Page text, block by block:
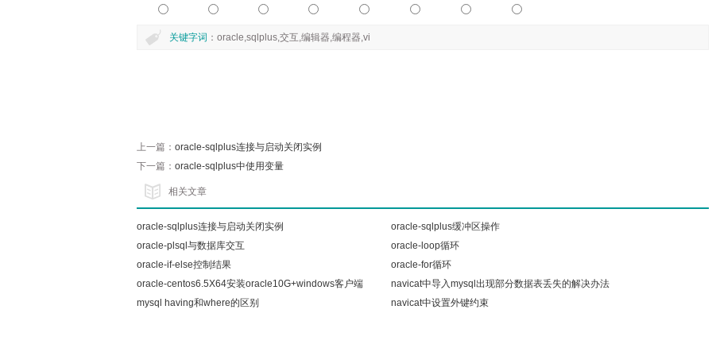
关键字词 ：oracle,sqlplus,交互,编辑器,编程器,vi
上一篇： oracle-sqlplus连接与启动关闭实例
下一篇： oracle-sqlplus中使用变量
相关文章
oracle-sqlplus连接与启动关闭实例
oracle-sqlplus缓冲区操作
oracle-plsql与数据库交互
oracle-loop循环
oracle-if-else控制结果
oracle-for循环
oracle-centos6.5X64安装oracle10G+windows客户端
连接
navicat中导入mysql出现部分数据表丢失的解决办法
mysql having和where的区别
navicat中设置外键约束